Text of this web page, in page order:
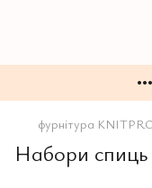
фурнітура
Набори спиць